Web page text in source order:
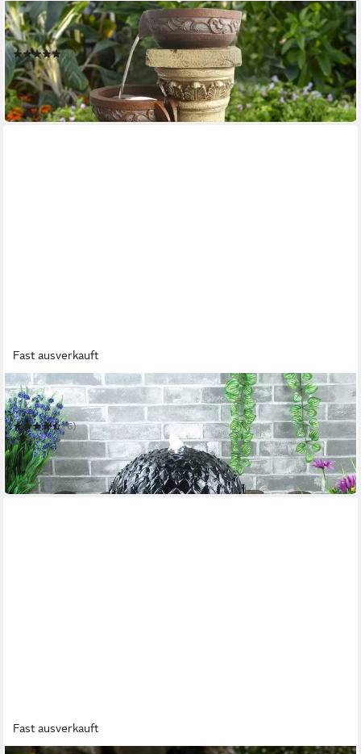
WEHMANN
Gartenbrunnen Solarbrunnen Toskana
(1)
209,00 € UVP239,00 €
-13%
in 3-4 Werktagen bei dir
Fast ausverkauft
WEHMANN
Gartenbrunnen Solarbrunnen Lotus
(6)
109,00 € UVP129,99 €
-16%
in 3-4 Werktagen bei dir
Fast ausverkauft